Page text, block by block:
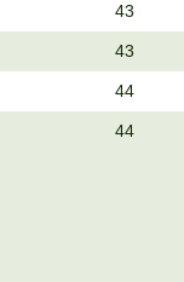
43
43
44
44